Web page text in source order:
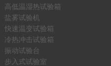
高低温湿热试验箱
盐雾试验机
快速温变试验箱
冷热冲击试验箱
振动试验台
步入式试验室